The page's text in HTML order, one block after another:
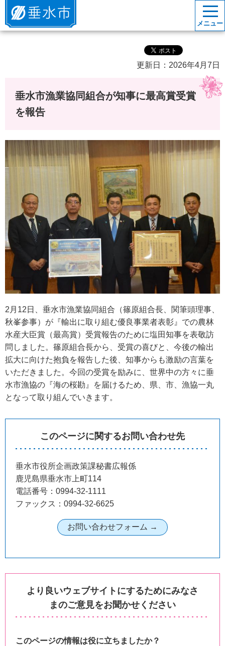
垂水市
メニュー
更新日：2026年4月7日
垂水市漁業協同組合が知事に最高賞受賞
を報告
2月12日、垂水市漁業協同組合（篠原組合長、関筆頭理事、
秋峯参事）が『輸出に取り組む優良事業者表彰』での農林
水産大臣賞（最高賞）受賞報告のために塩田知事を表敬訪
問しました。篠原組合長から、受賞の喜びと、今後の輸出
拡大に向けた抱負を報告した後、知事からも激励の言葉を
いただきました。今回の受賞を励みに、世界中の方々に垂
水市漁協の『海の桜勘』を届けるため、県、市、漁協一丸
となって取り組んでいきます。
このページに関するお問い合わせ先
垂水市役所企画政策課秘書広報係
鹿児島県垂水市上町114
電話番号：0994-32-1111
ファックス：0994-32-6625
より良いウェブサイトにするためにみなさ
まのご意見をお聞かせください
このページの情報は役に立ちましたか？